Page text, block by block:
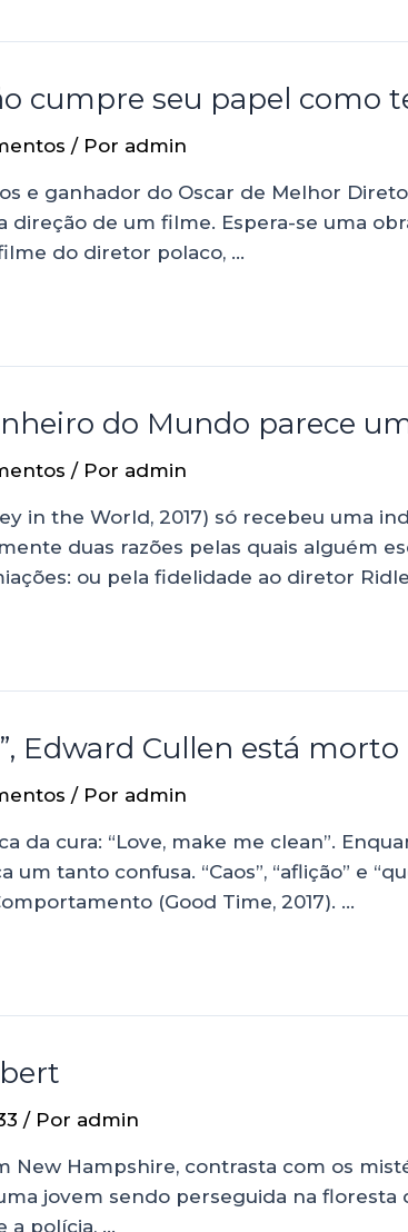
cumpre seu papel como
/ Por admin
e ganhador do Oscar de Melhor
de um filme. Espera-se uma
do diretor polaco, …
do Mundo parece
/ Por admin
in the World, 2017) só recebeu uma
duas razões pelas quais alguém
ou pela fidelidade ao diretor
Edward Cullen está morto
/ Por admin
da cura: “Love, make me clean”.
tanto confusa. “Caos”, “aflição” e
(Good Time, 2017). …
/ Por admin
New Hampshire, contrasta com os
jovem sendo perseguida na
a polícia, …